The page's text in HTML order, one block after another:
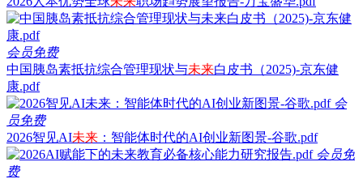
会员免费
中国胰岛素抵抗综合管理现状与未来白皮书（2025)-京东健
康.pdf
会
员免费
2026智见AI未来 ：智能体时代的AI创业新图景-谷歌.pdf
会员免
费